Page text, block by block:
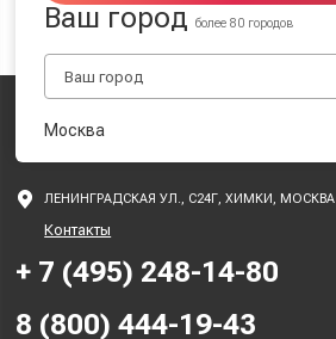
Ваш городболее 80 городов
Москва
ЛЕНИНГРАДСКАЯ УЛ., С24Г, ХИМКИ, МОСКВА
Контакты
+ 7 (495) 248-14-80
8 (800) 444-19-43